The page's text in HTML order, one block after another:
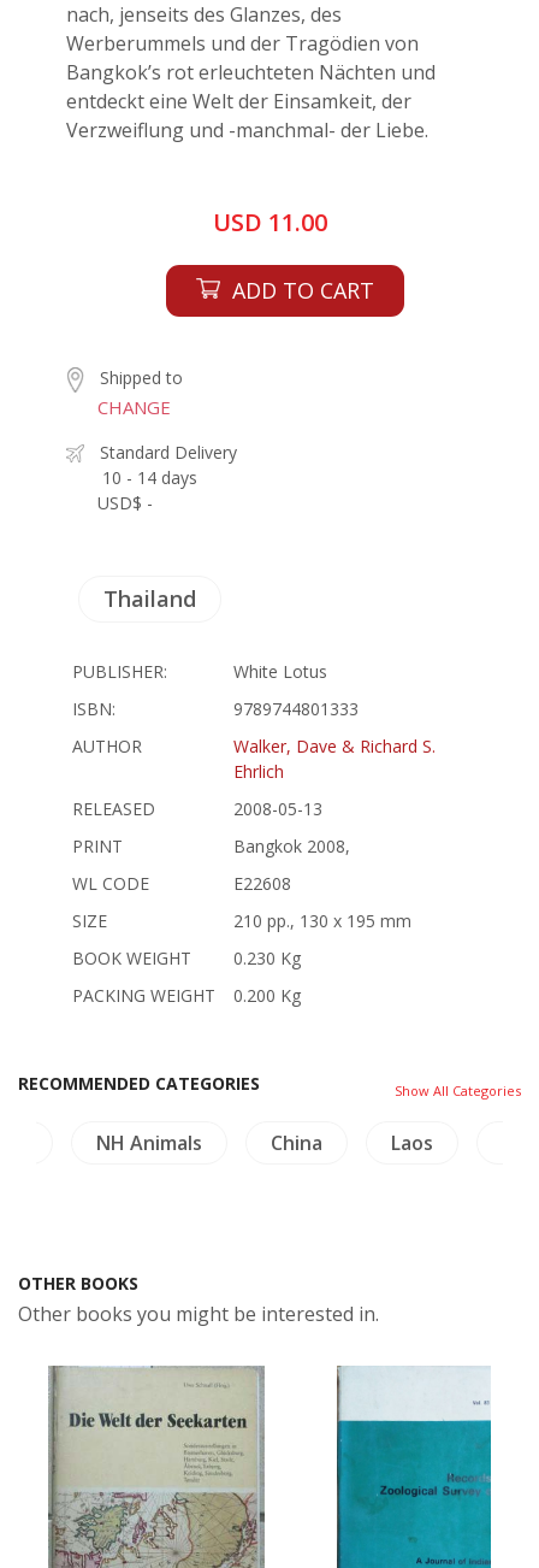
nach, jenseits des Glanzes, des
Werberummels und der Tragödien von
Bangkok’s rot erleuchteten Nächten und
entdeckt eine Welt der Einsamkeit, der
Verzweiflung und -manchmal- der Liebe.
USD 11.00
ADD TO CART
Shipped to
CHANGE
Standard Delivery
10 - 14 days
USD$ -
Thailand
PUBLISHER:
White Lotus
ISBN:
9789744801333
AUTHOR
Walker, Dave & Richard S.
Ehrlich
RELEASED
2008-05-13
PRINT
Bangkok 2008,
WL CODE
E22608
SIZE
210 pp., 130 x 195 mm
BOOK WEIGHT
0.230 Kg
PACKING WEIGHT
0.200 Kg
RECOMMENDED CATEGORIES Show All Categories
China China Painting
OTHER BOOKS
Other books you might be interested in.